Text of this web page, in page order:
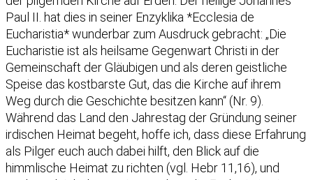
Paul II. hat dies in seiner Enzyklika *Ecclesia de
Eucharistia* wunderbar zum Ausdruck gebracht: „Die
Eucharistie ist als heilsame Gegenwart Christi in der
Gemeinschaft der Gläubigen und als deren geistliche
Speise das kostbarste Gut, das die Kirche auf ihrem
Weg durch die Geschichte besitzen kann“ (Nr. 9).
Während das Land den Jahrestag der Gründung seiner
irdischen Heimat begeht, hoffe ich, dass diese Erfahrung
als Pilger euch auch dabei hilft, den Blick auf die
himmlische Heimat zu richten (vgl. Hebr 11,16), und